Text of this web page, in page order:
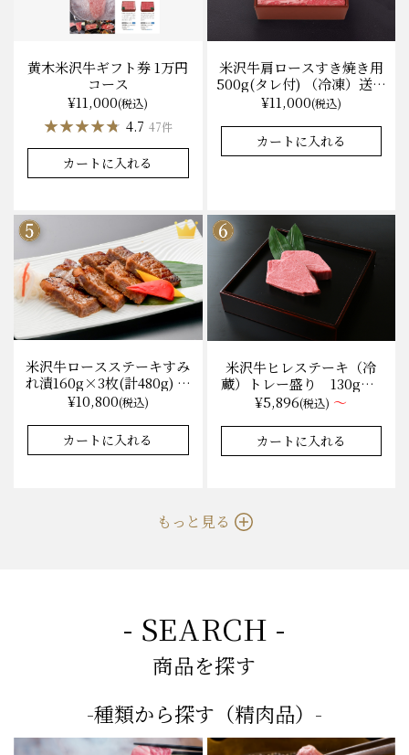
黄木米沢牛ギフト券 1万円
コース
¥11,000(税込)
★★★★★
★★★★★ 4.7 47件
カートに入れる
米沢牛肩ロースすき焼き用
500g(タレ付) （冷凍）送料
無料 化粧箱入
¥11,000(税込)
カートに入れる
米沢牛ロースステーキすみ
れ漬160g×3枚(計480g) 木
箱入 味噌酒粕漬け/冷蔵
送料無料
¥10,800(税込)
カートに入れる
米沢牛ヒレステーキ（冷
蔵）トレー盛り 130g×1
枚から量り売り
¥5,896(税込) ～
カートに入れる
もっと見る
- SEARCH -
商品を探す
-種類から探す（精肉品）-